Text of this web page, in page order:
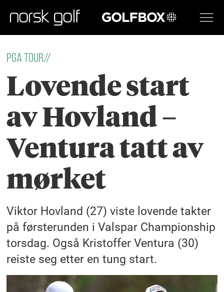
GOLFBOX
PGA TOUR//
Lovende start
av Hovland –
Ventura tatt av
mørket
Viktor Hovland (27) viste lovende takter
på førsterunden i Valspar Championship
torsdag. Også Kristoffer Ventura (30)
reiste seg etter en tung start.